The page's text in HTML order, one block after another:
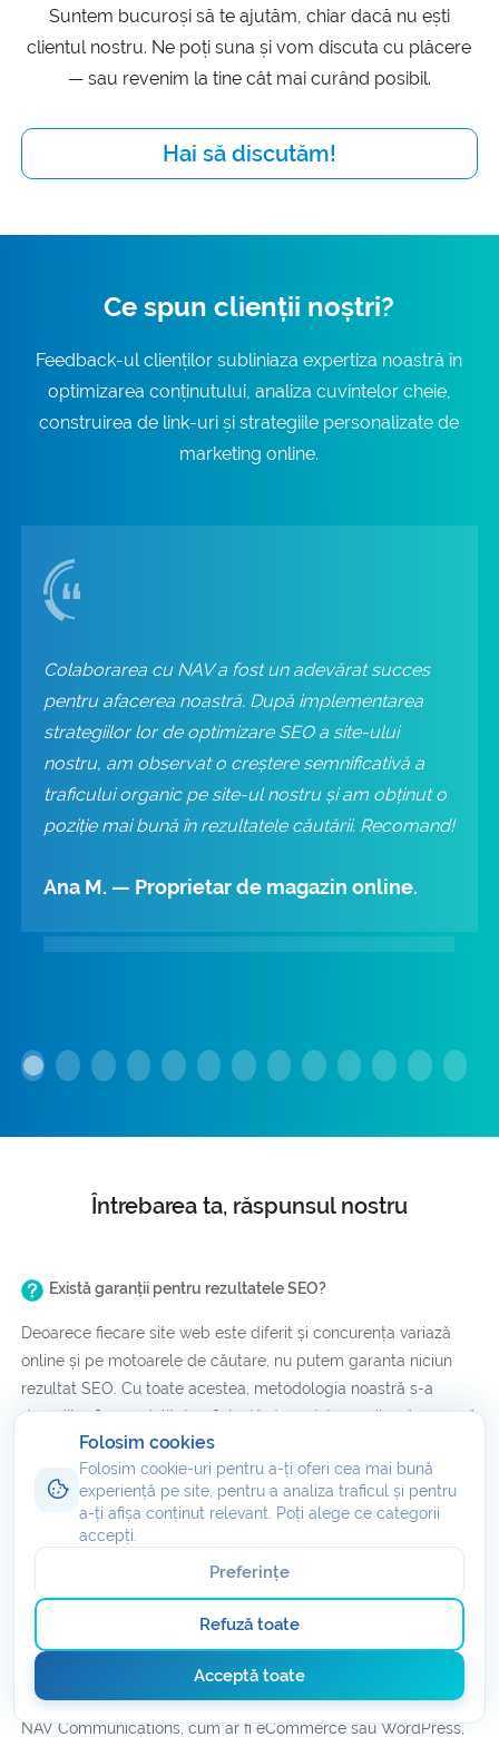
Suntem bucuroși să te ajutăm, chiar dacă nu ești
clientul nostru. Ne poți suna și vom discuta cu plăcere
— sau revenim la tine cât mai curând posibil.
Hai să discutăm!
Ce spun clienții noștri?
Feedback-ul clienților subliniaza expertiza noastră în
optimizarea conținutului, analiza cuvintelor cheie,
construirea de link-uri și strategiile personalizate de
marketing online.
Colaborarea cu NAV a fost un adevărat succes
pentru afacerea noastră. După implementarea
strategiilor lor de optimizare SEO a site-ului
nostru, am observat o creștere semnificativă a
traficului organic pe site-ul nostru și am obținut o
poziție mai bună în rezultatele căutării. Recomand!
Ana M. — Proprietar de magazin online.
Întrebarea ta, răspunsul nostru
Există garanții pentru rezultatele SEO?
Deoarece fiecare site web este diferit și concurența variază
online și pe motoarele de căutare, nu putem garanta niciun
rezultat SEO. Cu toate acestea, metodologia noastră s-a
dovedit a fi o modalitate eficientă de a ajuta un site să crească
în clasament. Peste 80% dintre clienții noștri sunt clasati pe
prima pagină a Google pentru cuvintele cheie țintă în decurs
de 6 luni, in cazul in care clientul: 1) cumpără planul
recomandat și 2) ne permite să facem optimizări pe site.
Ce constructori de site-uri și planuri de găzduire sunt
compatibile cu serviciile SEO?
Serviciile SEO sunt compatibile cu toate tipurile de găzduire
web și constructori de site-uri -- de la produse acceptate de
NAV Communications, cum ar fi eCommerce sau WordPress,
Folosim cookies
Folosim cookie-uri pentru a-ți oferi cea mai bună
experiență pe site, pentru a analiza traficul și pentru
a-ți afișa conținut relevant. Poți alege ce categorii
accepți.
Preferințe
Refuză toate
Acceptă toate